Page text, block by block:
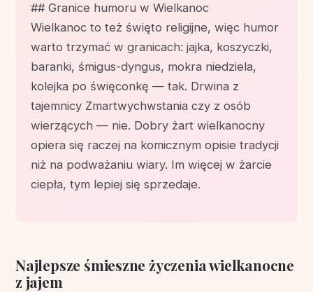
## Granice humoru w Wielkanoc
Wielkanoc to też święto religijne, więc humor
warto trzymać w granicach: jajka, koszyczki,
baranki, śmigus-dyngus, mokra niedziela,
kolejka po święconkę — tak. Drwina z
tajemnicy Zmartwychwstania czy z osób
wierzących — nie. Dobry żart wielkanocny
opiera się raczej na komicznym opisie tradycji
niż na podważaniu wiary. Im więcej w żarcie
ciepła, tym lepiej się sprzedaje.
Najlepsze śmieszne życzenia wielkanocne
z jajem